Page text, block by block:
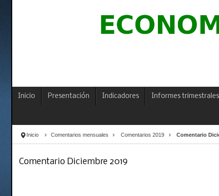
Inicio Presentación Indicadores Informes trimestrales
Inicio Comentarios mensuales Comentarios 2019 Comentario
Comentario Diciembre 2019